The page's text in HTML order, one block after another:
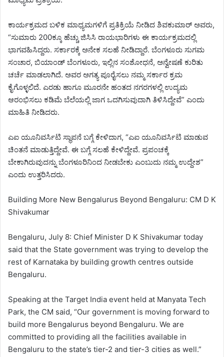
ಕಾರ್ಯಕ್ರಮದ ಬಳಿಕ ಮಾಧ್ಯಮಗಳಿಗೆ ಪ್ರತಿಕ್ರಿಯೆ ನೀಡಿದ ಶಿವಕುಮಾರ್ ಅವರು,
“ಸುಮಾರು 200ಕ್ಕೂ ಹೆಚ್ಚು ಜಿಸಿಸಿ ರಾಯಭಾರಿಗಳು ಈ ಕಾರ್ಯಕ್ರಮದಲ್ಲಿ
ಭಾಗವಹಿಸಿದ್ದರು. ಸರ್ಕಾರಕ್ಕೆ ಅನೇಕ ಸಲಹೆ ನೀಡಿದ್ದಾರೆ. ಬೆಂಗಳೂರು ಸುಗಮ
ಸಂಚಾರ, ಬಿಯಾಂಡ್ ಬೆಂಗಳೂರು, ಇಲ್ಲಿನ ಸಂಶೋಧನೆ, ಅನ್ವೇಷಣೆ ಕುರಿತು
ಚರ್ಚೆ ಮಾಡಲಾಗಿದೆ. ಅವರ ಅಗತ್ಯ ಪೂರೈಸಲು ನಮ್ಮ ಸರ್ಕಾರ ಕ್ರಮ
ಕೈಗೊಳ್ಳಲಿದೆ. ಎರಡು ಹಾಗೂ ಮೂರನೇ ಹಂತದ ನಗರಗಳಲ್ಲಿ ಉದ್ಯಮ
ಆರಂಭಿಸಲು ಕಡಿಮೆ ಬೆಲೆಯಲ್ಲಿ ಜಾಗ ಒದಗಿಸುವುದಾಗಿ ತಿಳಿಸಿದ್ದೇವೆ” ಎಂದು
ಮಾಹಿತಿ ನೀಡಿದರು.
ಎಐ ಯೂನಿವರ್ಸಿಟಿ ಸ್ಥಾಪನೆ ಬಗ್ಗೆ ಕೇಳಿದಾಗ, “ಎಐ ಯೂನಿವರ್ಸಿಟಿ ಮಾಡುವ
ಚಿಂತನೆ ಮಾಡುತ್ತಿದ್ದೇವೆ. ಈ ಬಗ್ಗೆ ಸಲಹೆ ಕೇಳಿದ್ದೇವೆ. ಪ್ರಪಂಚಕ್ಕೆ
ಬೇಕಾಗಿರುವುದನ್ನು ಬೆಂಗಳೂರಿನಿಂದ ನೀಡಬೇಕು ಎಂಬುದು ನಮ್ಮ ಉದ್ದೇಶ”
ಎಂದು ಉತ್ತರಿಸಿದರು.
Building More New Bengalurus Beyond Bengaluru: CM D K
Shivakumar
Bengaluru, July 8: Chief Minister D K Shivakumar today
said that the State government was trying to develop the
rest of Karnataka by building growth centres outside
Bengaluru.
Speaking at the Target India event held at Manyata Tech
Park, the CM said, “Our government is moving forward to
build more Bengalurus beyond Bengaluru. We are
committed to providing all the facilities available in
Bengaluru to the state’s tier-2 and tier-3 cities as well.”